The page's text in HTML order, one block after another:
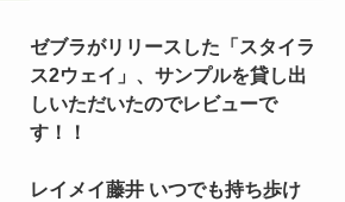
ゼブラがリリースした「スタイラ
ス2ウェイ」、サンプルを貸し出
しいただいたのでレビューで
す！！
レイメイ藤井 いつでも持ち歩け